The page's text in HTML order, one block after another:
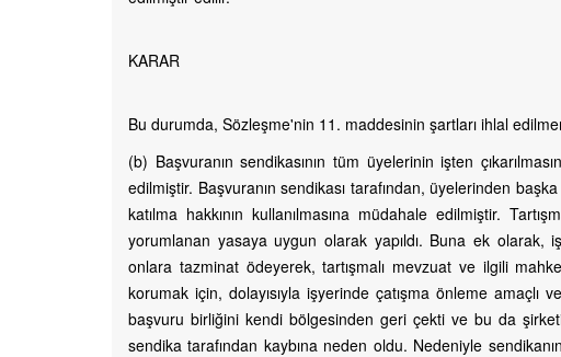
KARAR
Bu durumda, Sözleşme'nin 11. maddesinin şartları ihlal
(b) Başvuranın sendikasının tüm üyelerinin işten
edilmiştir. Başvuranın sendikası tarafından, üyelerinden
katılma hakkının kullanılmasına müdahale edilmiştir.
yorumlanan yasaya uygun olarak yapıldı. Buna ek olarak,
onlara tazminat ödeyerek, tartışmalı mevzuat ve ilgili
korumak için, dolayısıyla işyerinde çatışma önleme
başvuru birliğini kendi bölgesinden geri çekti ve bu da
sendika tarafından kaybına neden oldu. Nedeniyle